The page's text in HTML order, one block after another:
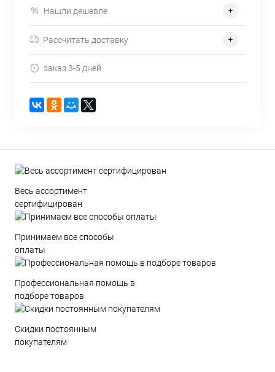
Нашли дешевле
Рассчитать доставку
заказ 3-5 дней
Весь ассортимент
сертифицирован
Принимаем все способы
оплаты
Профессиональная помощь в
подборе товаров
Скидки постоянным
покупателям